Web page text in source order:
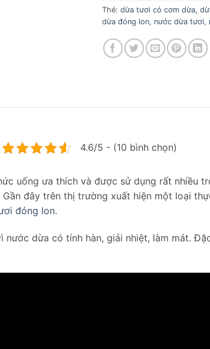
Thẻ: dừa tươi có cơm dừa,
dừa đóng lon, nước dừa tươi,
4.6/5 - (10 bình chọn)
uống ưa thích và được sử dụng rất nhiều
đây trên thị trường xuất hiện một loại
đóng lon.
dừa có tính hàn, giải nhiệt, làm mát.